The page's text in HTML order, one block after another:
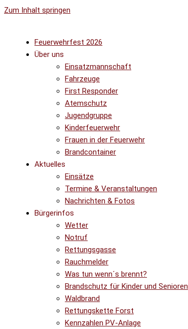
Zum Inhalt springen
Feuerwehrfest 2026
Über uns
Einsatzmannschaft
Fahrzeuge
First Responder
Atemschutz
Jugendgruppe
Kinderfeuerwehr
Frauen in der Feuerwehr
Brandcontainer
Aktuelles
Einsätze
Termine & Veranstaltungen
Nachrichten & Fotos
Bürgerinfos
Wetter
Notruf
Rettungsgasse
Rauchmelder
Was tun wenn´s brennt?
Brandschutz für Kinder und Senioren
Waldbrand
Rettungskette Forst
Kennzahlen PV-Anlage